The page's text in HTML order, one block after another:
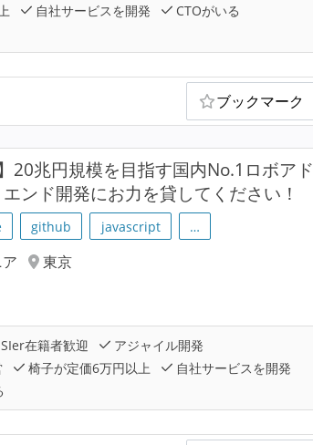
自社サービスを開発
CTOがいる
ブックマーク
20兆円規模を目指す国内No.1ロボアド
ンド開発にお力を貸してください！
github javascript …
東京
SIer在籍者歓迎
アジャイル開発
椅子が定価6万円以上
自社サービスを開発